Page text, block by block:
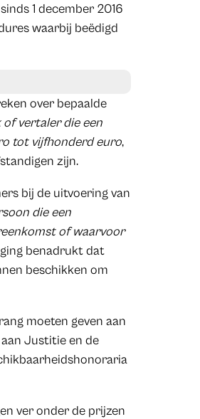
1 december 2016
waarbij beëdigd
over bepaalde
vertaler die een
tot vijfhonderd euro,
zijn.
bij de uitvoering van
die een
of waarvoor
benadrukt dat
beschikken om
moeten geven aan
Justitie en de
ver onder de prijzen